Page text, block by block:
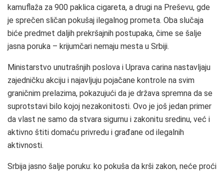
kamuflaža za 900 paklica cigareta, a drugi na Preševu, gde
je sprečen sličan pokušaj ilegalnog prometa. Oba slučaja
biće predmet daljih prekršajnih postupaka, čime se šalje
jasna poruka – krijumčari nemaju mesta u Srbiji.
Ministarstvo unutrašnjih poslova i Uprava carina nastavljaju
zajedničku akciju i najavljuju pojačane kontrole na svim
graničnim prelazima, pokazujući da je država spremna da se
suprotstavi bilo kojoj nezakonitosti. Ovo je još jedan primer
da vlast ne samo da stvara sigurnu i zakonitu sredinu, već i
aktivno štiti domaću privredu i građane od ilegalnih
aktivnosti.
Srbija jasno šalje poruku: ko pokuša da krši zakon, neće proći